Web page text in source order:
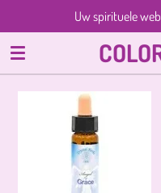
direct
naar
de
hoofdinhoud
Uw spirituele